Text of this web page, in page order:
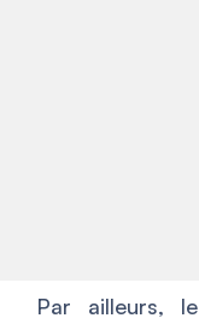
Par ailleurs,